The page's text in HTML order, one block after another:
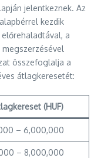
jelentkeznek. Az
kezdik
a
összefoglalja a
átlagkeresetét:
(HUF)
– 6,000,000
– 8,000,000